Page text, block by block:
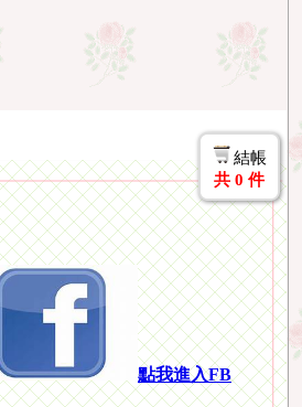
結帳
共 0 件
點我進入FB